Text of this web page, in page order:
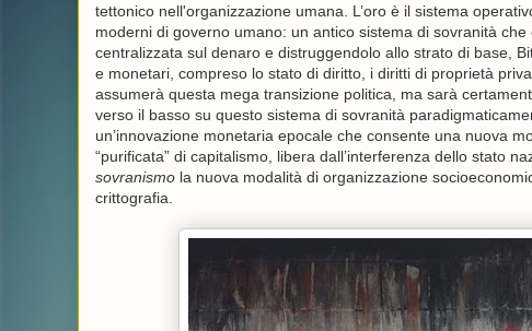
tettonico nell'organizzazione umana. L’oro è il sistema
moderni di governo umano: un antico sistema di sovranità
centralizzata sul denaro e distruggendolo allo strato di base,
e monetari, compreso lo stato di diritto, i diritti di proprietà
assumerà questa mega transizione politica, ma sarà
verso il basso su questo sistema di sovranità
un’innovazione monetaria epocale che consente una nuova
“purificata” di capitalismo, libera dall’interferenza dello stato
sovranismola nuova modalità di organizzazione
crittografia.